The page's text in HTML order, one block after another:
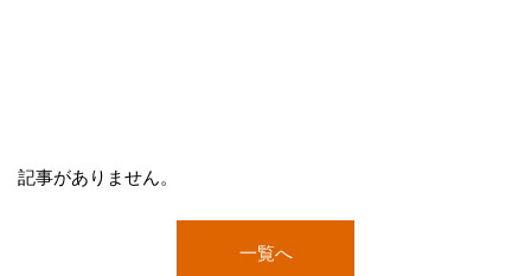
記事がありません。
一覧へ